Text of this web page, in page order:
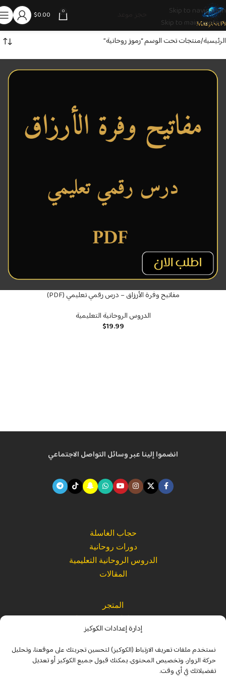
إدارة إعدادات الكوكيز
نستخدم ملفات تعريف الارتباط (الكوكيز) لتحسين تجربتك على موقعنا، وتحليل
حركة الزوار، وتخصيص المحتوى. يمكنك قبول جميع الكوكيز أو تعديل
تفضيلاتك في أي وقت.
Skip to navigation
Skip to main content
0
$0.00
الرئيسية منتجات تحت الوسم “رموز روحانية”
مفاتيح وفرة الأرزاق – درس رقمي تعليمي (PDF)
الدروس الروحانية التعليمية
$19.99
انضموا إلينا عبر وسائل التواصل الاجتماعي
حجاب الغاسلة
دورات روحانية
الدروس الروحانية التعليمية
المقالات
المتجر
القراءات الصوتية الروحانية
الرئيسية